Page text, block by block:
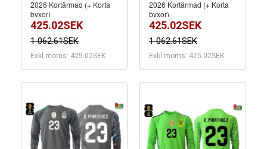
2026 Kortärmad (+ Korta
byxor)
425.02SEK
1 062.61SEK
Exkl moms: 425.02SEK
2026 Kortärmad (+ Korta
byxor)
425.02SEK
1 062.61SEK
Exkl moms: 425.02SEK